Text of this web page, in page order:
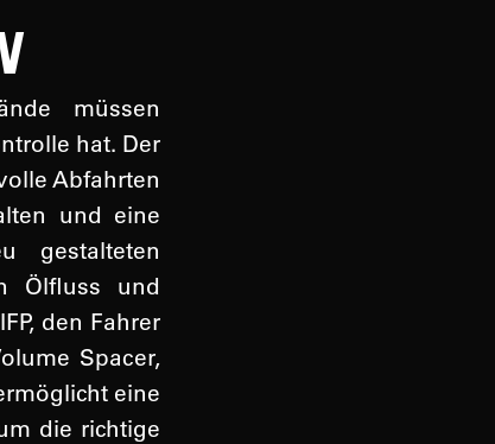
müssen
hat. Der
Abfahrten
und eine
gestalteten
Ölfluss und
den Fahrer
Spacer,
eine
die richtige